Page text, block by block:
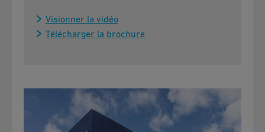
Visionner la vidéo
Télécharger la brochure